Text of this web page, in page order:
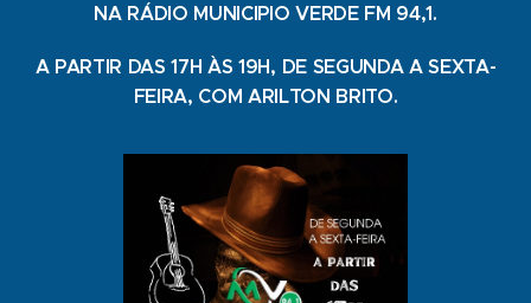
NA RÁDIO MUNICIPIO VERDE FM 94,1.
A PARTIR DAS 17H ÀS 19H, DE SEGUNDA A SEXTA-
FEIRA, COM ARILTON BRITO.